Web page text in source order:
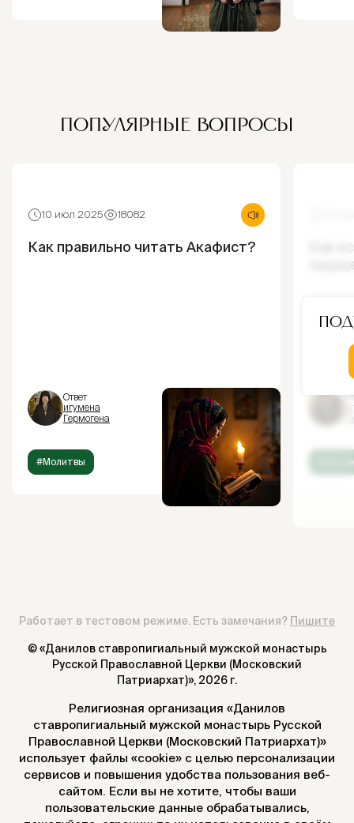
ПОПУЛЯРНЫЕ ВОПРОСЫ
10 июл 2025 18082
Как правильно читать Акафист?
Ответ
игумена
Гермогена
#Молитвы
Как
Работает в тестовом режиме. Есть замечания? Пишите
© «Данилов ставропигиальный мужской монастырь
Русской Православной Церкви (Московский
Патриархат)», 2026 г.
Религиозная организация «Данилов
ставропигиальный мужской монастырь Русской
Православной Церкви (Московский Патриархат)»
использует файлы «cookie» с целью персонализации
сервисов и повышения удобства пользования веб-
сайтом. Если вы не хотите, чтобы ваши
пользовательские данные обрабатывались,